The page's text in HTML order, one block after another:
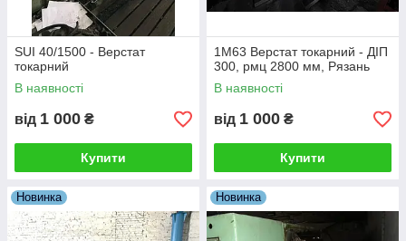
SUI 40/1500 - Верстат
токарний
В наявності
від 1 000 ₴
Купити
1М63 Верстат токарний - ДІП
300, рмц 2800 мм, Рязань
В наявності
від 1 000 ₴
Купити
Новинка Новинка